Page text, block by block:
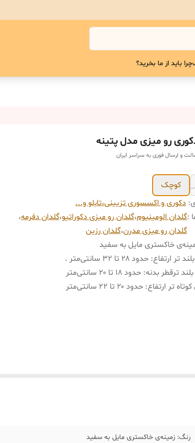
چرا باید از ما بخرید؟
رو میزی مدل پتینه
و ارسال فوری به سراسر ایران
کوچک
: دکوری و اکسسوری تزیینی،تابلو و...
:گلدان الومینیوم،گلدان رو میزی دکوراتیو،گلدان دفرمه،
گلدان رو میزی مدرن،گلدان رزین
خاکستری مایل به سفید
ارتفاع: حدود ۲۸ تا ۳۲ سانتی‌متر .
ترقطر بدنه: حدود ۱۸ تا ۲۰ سانتی‌متر
تر ارتفاع: حدود ۲۰ تا ۲۲ سانتی‌متر
رنگ: زمینه‌ی خاکستری مایل به سفید